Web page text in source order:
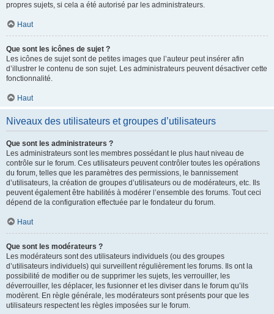
propres sujets, si cela a été autorisé par les administrateurs.
Haut
Que sont les icônes de sujet ?
Les icônes de sujet sont de petites images que l’auteur peut insérer afin
d’illustrer le contenu de son sujet. Les administrateurs peuvent désactiver cette
fonctionnalité.
Haut
Niveaux des utilisateurs et groupes d’utilisateurs
Que sont les administrateurs ?
Les administrateurs sont les membres possédant le plus haut niveau de
contrôle sur le forum. Ces utilisateurs peuvent contrôler toutes les opérations
du forum, telles que les paramètres des permissions, le bannissement
d’utilisateurs, la création de groupes d’utilisateurs ou de modérateurs, etc. Ils
peuvent également être habilités à modérer l’ensemble des forums. Tout ceci
dépend de la configuration effectuée par le fondateur du forum.
Haut
Que sont les modérateurs ?
Les modérateurs sont des utilisateurs individuels (ou des groupes
d’utilisateurs individuels) qui surveillent régulièrement les forums. Ils ont la
possibilité de modifier ou de supprimer les sujets, les verrouiller, les
déverrouiller, les déplacer, les fusionner et les diviser dans le forum qu’ils
modèrent. En règle générale, les modérateurs sont présents pour que les
utilisateurs respectent les règles imposées sur le forum.